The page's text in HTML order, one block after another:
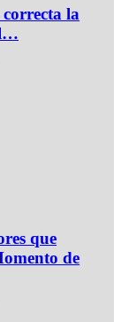
la
que
de